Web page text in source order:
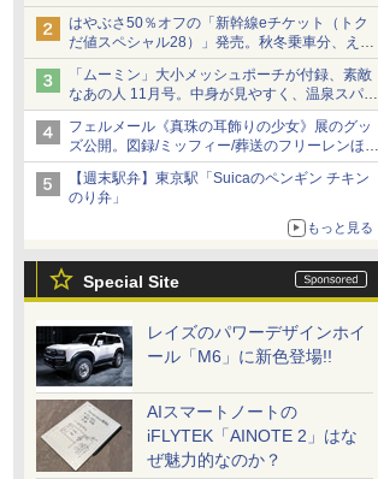
ショーツは1990円に
はやぶさ50％オフの「新幹線eチケット（トク
だ値スペシャル28）」発売。秋冬乗車分、えき
ねっと限定
「ムーミン」大小メッシュポーチが付録、素敵
なあの人 11月号。中身が見やすく、温泉スパに
も使える
フェルメール《真珠の耳飾りの少女》展のグッ
ズ公開。図録/ミッフィー/葬送のフリーレンほ
か、注目ブランドコラボが実現
【週末駅弁】東京駅「Suicaのペンギン チキン
のり弁」
もっと見る
Special Site
レイズのパワーデザインホイ
ール「M6」に新色登場!!
AIスマートノートの
iFLYTEK「AINOTE 2」はな
ぜ魅力的なのか？